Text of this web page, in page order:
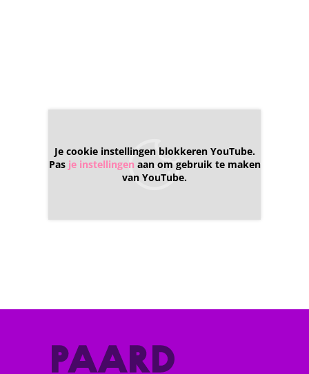
Je cookie instellingen blokkeren YouTube.
Pas je instellingen aan om gebruik te maken
van YouTube.